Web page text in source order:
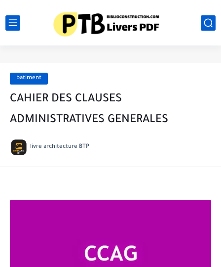
batiment
CAHIER DES CLAUSES
ADMINISTRATIVES GENERALES
livre architecture BTP